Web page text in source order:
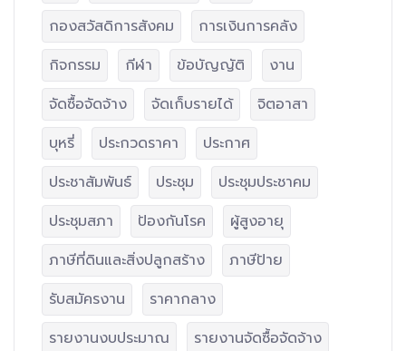
กองสวัสดิการสังคม
การเงินการคลัง
กิจกรรม
กีฬา ข้อบัญญัติ
งาน
จัดซื้อจัดจ้าง
จัดเก็บรายได้
จิตอาสา
บุหรี่
ประกวดราคา
ประกาศ
ประชาสัมพันธ์
ประชุม
ประชุมประชาคม
ประชุมสภา
ป้องกันโรค
ผู้สูงอายุ
ภาษีที่ดินและสิ่งปลูกสร้าง
ภาษีป้าย
รับสมัครงาน
ราคากลาง
รายงานงบประมาณ
รายงานจัดซื้อจัดจ้าง